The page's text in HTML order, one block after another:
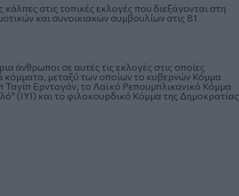
στις τοπικές εκλογές που διεξάγονται στη
και συνοικιακών συμβουλίων στις 81
άνθρωποι σε αυτές τις εκλογές στις οποίες
κόμματα, μεταξύ των οποίων το κυβερνών Κόμμα
Ερντογάν, το Λαϊκό Ρεπουμπλικανικό Κόμμα
(IYI) και το φιλοκουρδικό Κόμμα της Δημοκρατίας